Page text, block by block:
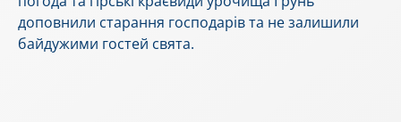
доповнили старання господарів та не залишили
байдужими гостей свята.